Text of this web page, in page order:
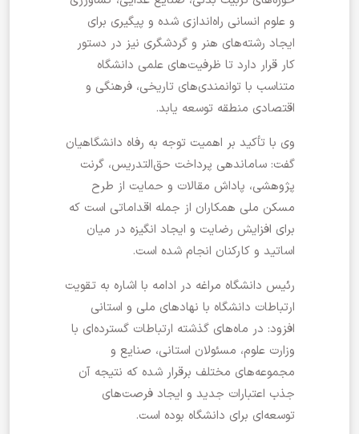
و علوم انسانی راه‌اندازی شده و پیگیری برای
ایجاد رشته‌های هنر و گردشگری نیز در دستور
کار قرار دارد تا ظرفیت‌های علمی دانشگاه
متناسب با توانمندی‌های تاریخی، فرهنگی و
اقتصادی منطقه توسعه یابد.
وی با تأکید بر اهمیت توجه به رفاه دانشگاهیان
گفت: ساماندهی پرداخت حق‌التدریس، گرنت
پژوهشی، پاداش مقالات و حمایت از طرح
مسکن ملی همکاران از جمله اقداماتی است که
برای افزایش رضایت و ایجاد انگیزه در میان
اساتید و کارکنان انجام شده است.
رئیس دانشگاه مراغه در ادامه با اشاره به تقویت
ارتباطات دانشگاه با نهادهای ملی و استانی
افزود: در ماه‌های گذشته ارتباطات گسترده‌ای با
وزارت علوم، مسئولان استانی، صنایع و
مجموعه‌های مختلف برقرار شده که نتیجه آن
جذب اعتبارات جدید و ایجاد فرصت‌های
توسعه‌ای برای دانشگاه بوده است.